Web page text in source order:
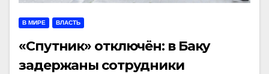
В МИРЕ ВЛАСТЬ
«Спутник» отключён: в Баку
задержаны сотрудники